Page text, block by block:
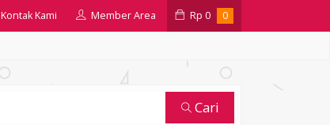
Kontak Kami Member Area Rp 0 0
Cari